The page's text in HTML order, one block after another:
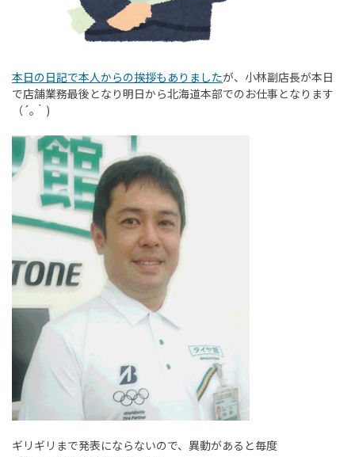
本日の日記で本人からの挨拶もありましたが、小林副店長が本日
で店舗業務最後となり明日から北海道本部でのお仕事となります
（´｡｀)
ギリギリまで発表にならないので、異動があると毎度